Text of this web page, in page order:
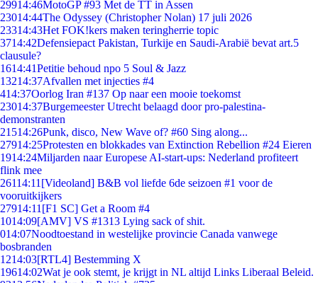
29914:46MotoGP #93 Met de TT in Assen
23014:44The Odyssey (Christopher Nolan) 17 juli 2026
23314:43Het FOK!kers maken teringherrie topic
3714:42Defensiepact Pakistan, Turkije en Saudi-Arabië bevat art.5
clausule?
1614:41Petitie behoud npo 5 Soul & Jazz
13214:37Afvallen met injecties #4
414:37Oorlog Iran #137 Op naar een mooie toekomst
23014:37Burgemeester Utrecht belaagd door pro-palestina-
demonstranten
21514:26Punk, disco, New Wave of? #60 Sing along...
27914:25Protesten en blokkades van Extinction Rebellion #24 Eieren
1914:24Miljarden naar Europese AI-start-ups: Nederland profiteert
flink mee
26114:11 [Videoland] B&B vol liefde 6de seizoen #1 voor de
vooruitkijkers
27914:11 [F1 SC] Get a Room #4
1014:09[AMV] VS #1313 Lying sack of shit.
014:07Noodtoestand in westelijke provincie Canada vanwege
bosbranden
1214:03[RTL4] Bestemming X
19614:02Wat je ook stemt, je krijgt in NL altijd Links Liberaal Beleid.